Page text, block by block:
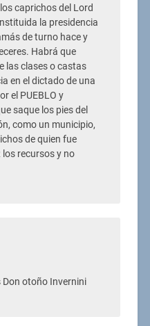
caprichos del Lord
la presidencia
de turno hace y
Habrá que
las clases o castas
en el dictado de una
el PUEBLO y
saque los pies del
como un municipio,
de quien fue
los recursos y no
Don otoño Invernini